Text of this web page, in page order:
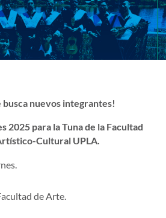
nuevos integrantes!
2025 para la Tuna de la Facultad
Cultural UPLA.
de Arte.